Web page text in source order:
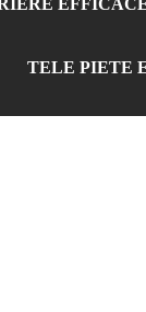
TELE PIETE